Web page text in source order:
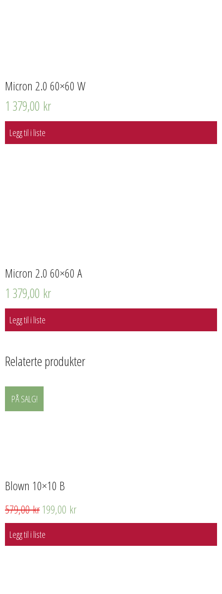
Micron 2.0 60×60 W
1 379,00 kr
Legg til i liste
Micron 2.0 60×60 A
1 379,00 kr
Legg til i liste
Relaterte produkter
PÅ SALG!
Blown 10×10 B
579,00kr 199,00 kr
Legg til i liste